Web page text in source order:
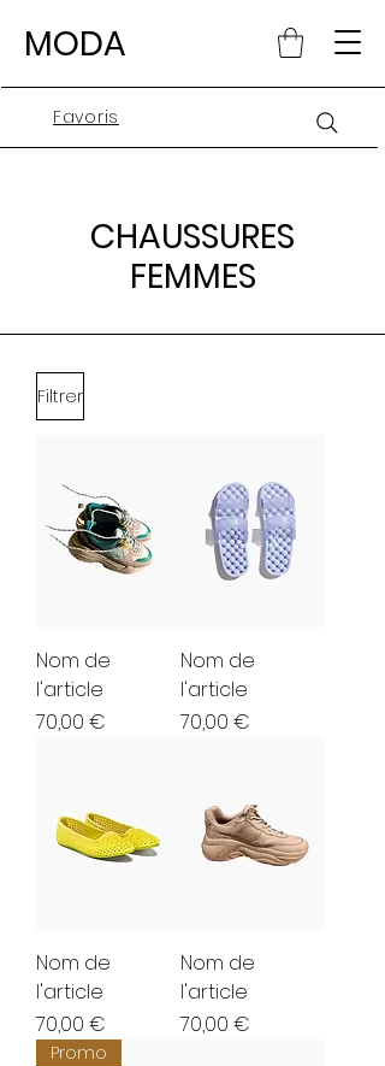
MODA
Favoris
CHAUSSURES
FEMMES
Filtrer
Nom de
l'article
Prix
70,00 €
Nom de
l'article
Prix
70,00 €
Nom de
l'article
Prix
70,00 €
Nom de
l'article
Prix
70,00 €
Promo